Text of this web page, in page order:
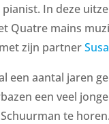
In deze
Quatre mains
zijn partner
een aantal jaren
een veel
Schuurman te horen.